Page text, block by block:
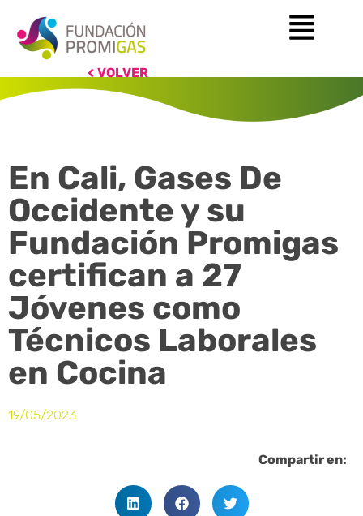
VOLVER
En Cali, Gases De
Occidente y su
Fundación Promigas
certifican a 27
Jóvenes como
Técnicos Laborales
en Cocina
19/05/2023
Compartir en: